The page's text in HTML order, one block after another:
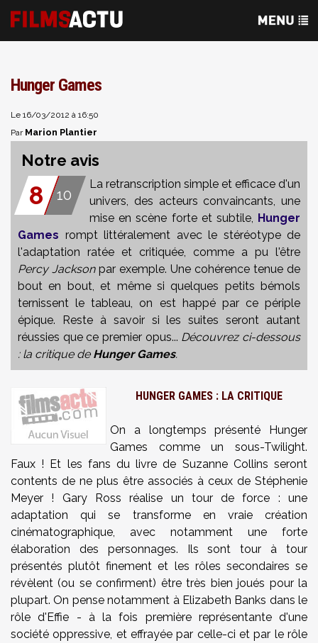
Hunger Games
Le 16/03/2012 à 16:50
Par Marion Plantier
Notre avis
8 10
La retranscription simple et efficace d'un
univers, des acteurs convaincants, une
mise en scène forte et subtile, Hunger
Games rompt littéralement avec le stéréotype de
l'adaptation ratée et critiquée, comme a pu l'être
Percy Jacksonpar exemple. Une cohérence tenue de
bout en bout, et même si quelques petits bémols
ternissent le tableau, on est happé par ce périple
épique. Reste à savoir si les suites seront autant
réussies que ce premier opus... Découvrez ci-dessous
: la critique de Hunger Games.
HUNGER GAMES : LA CRITIQUE
On a longtemps présenté Hunger
Games comme un sous-Twilight.
Faux ! Et les fans du livre de Suzanne Collins seront
contents de ne plus être associés à ceux de Stéphenie
Meyer ! Gary Ross réalise un tour de force : une
adaptation qui se transforme en vraie création
cinématographique, avec notamment une forte
élaboration des personnages. Ils sont tour à tour
présentés plutôt finement et les rôles secondaires se
révèlent (ou se confirment) être très bien joués pour la
plupart. On pense notamment à Elizabeth Banks dans le
rôle d'Effie - à la fois première représentante d'une
société oppressive, et effrayée par celle-ci et par le rôle